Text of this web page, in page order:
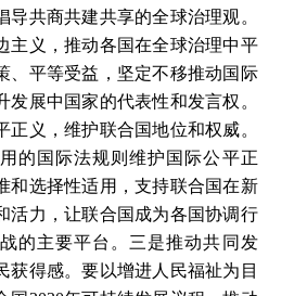
导共商共建共享的全球治理观。
主义，推动各国在全球治理中平
、平等受益，坚定不移推动国际
发展中国家的代表性和发言权。
正义，维护联合国地位和权威。
的国际法规则维护国际公平正
和选择性适用，支持联合国在新
活力，让联合国成为各国协调行
的主要平台。三是推动共同发
获得感。要以增进人民福祉为目